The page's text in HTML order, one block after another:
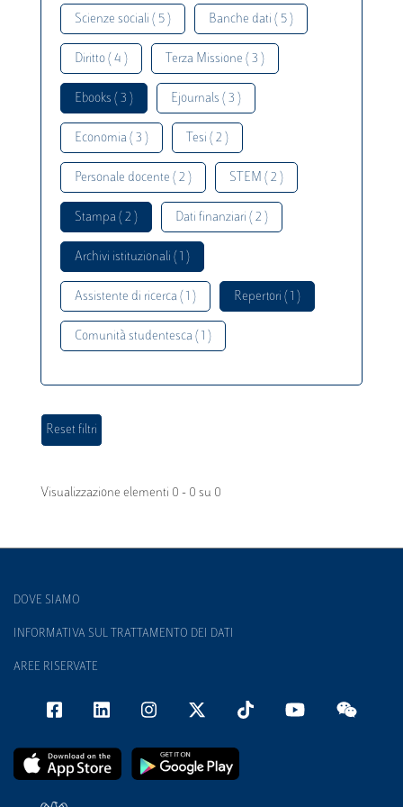
Scienze sociali ( 5 ) Banche dati ( 5 )
Diritto ( 4 ) Terza Missione ( 3 )
Ebooks ( 3 ) Ejournals ( 3 )
Economia ( 3 ) Tesi ( 2 )
Personale docente ( 2 ) STEM ( 2 )
Stampa ( 2 ) Dati finanziari ( 2 )
Archivi istituzionali ( 1 )
Assistente di ricerca ( 1 ) Repertori ( 1 )
Comunità studentesca ( 1 )
Visualizzazione elementi 0 - 0 su 0
DOVE SIAMO
INFORMATIVA SUL TRATTAMENTO DEI DATI
AREE RISERVATE